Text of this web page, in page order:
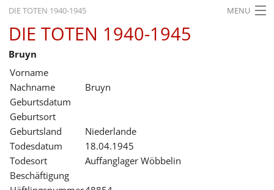
DIE TOTEN 1940-1945 MENU
STARTSEITE
AKTUELLES
AUSSTELLUNGEN
GESCHICHTE
BILDUNG
FORSCHUNG
SERVICE
DIE TOTEN 1940-1945
Bruyn
Vorname
Nachname
Bruyn
Geburtsdatum
Geburtsort
Geburtsland
Niederlande
Todesdatum
18.04.1945
Todesort
Auffanglager Wöbbelin
Beschäftigung